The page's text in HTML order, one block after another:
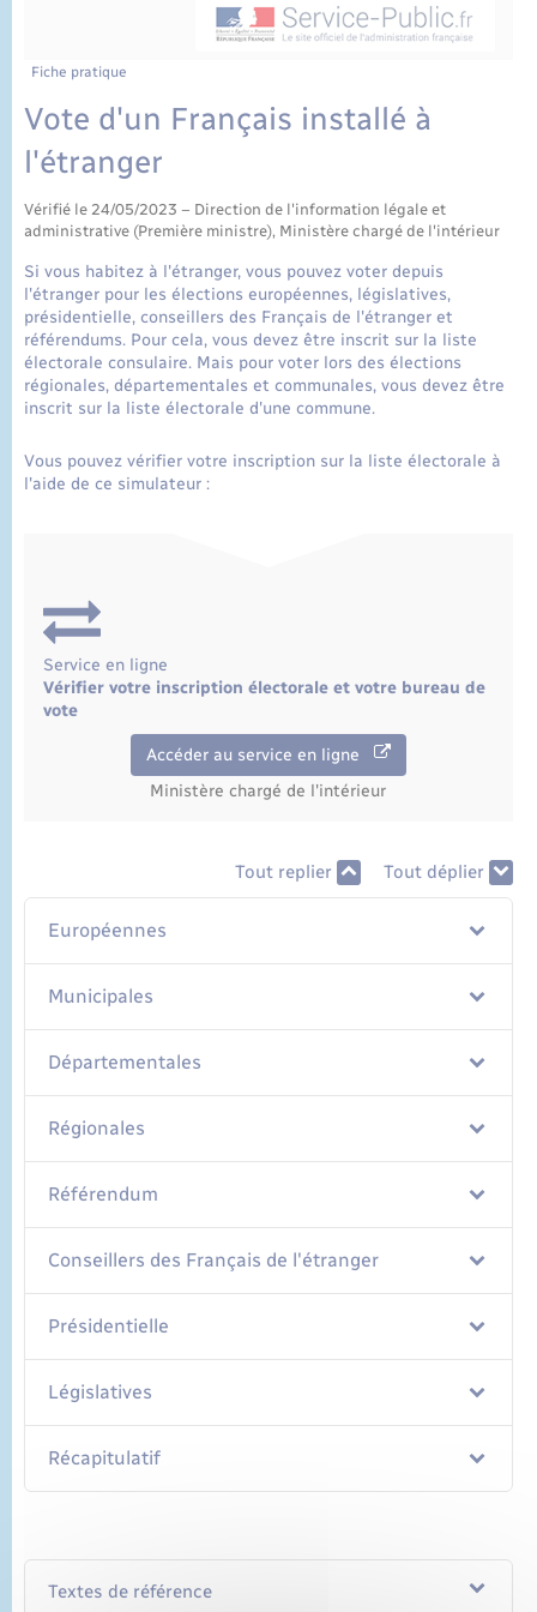
Fiche pratique
Vote d'un Français installé à
l'étranger
Vérifié le 24/05/2023 – Direction de l'information légale et
administrative (Première ministre), Ministère chargé de l'intérieur
Si vous habitez à l'étranger, vous pouvez voter depuis
l'étranger pour les élections européennes, législatives,
présidentielle, conseillers des Français de l'étranger et
référendums. Pour cela, vous devez être inscrit sur la liste
électorale consulaire. Mais pour voter lors des élections
régionales, départementales et communales, vous devez être
inscrit sur la liste électorale d'une commune.
Vous pouvez vérifier votre inscription sur la liste électorale à
l'aide de ce simulateur :
Service en ligne
Vérifier votre inscription électorale et votre bureau de
vote
Accéder au service en ligne
Ministère chargé de l'intérieur
Tout replier Tout déplier
Européennes
Municipales
Départementales
Régionales
Référendum
Conseillers des Français de l'étranger
Présidentielle
Législatives
Récapitulatif
Textes de référence